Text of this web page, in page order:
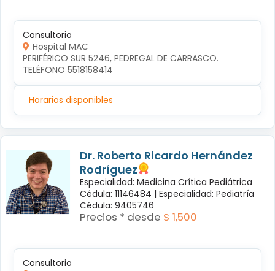
Consultorio
Hospital MAC
PERIFÉRICO SUR 5246, PEDREGAL DE CARRASCO.
TELÉFONO 5518158414
Horarios disponibles
Dr. Roberto Ricardo Hernández
Rodríguez
Especialidad: Medicina Crítica Pediátrica
Cédula: 11146484 | Especialidad: Pediatría
Cédula: 9405746
Precios * desde $ 1,500
Consultorio